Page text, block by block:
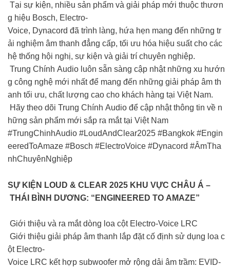
Tại sự kiện, nhiều sản phẩm và giải pháp mới thuộc thươn
g hiệu Bosch, Electro-
Voice, Dynacord đã trình làng, hứa hẹn mang đến những tr
ải nghiệm âm thanh đẳng cấp, tối ưu hóa hiệu suất cho các
hệ thống hội nghị, sự kiện và giải trí chuyên nghiệp.
Trung Chính Audio luôn sẵn sàng cập nhật những xu hướn
g công nghệ mới nhất để mang đến những giải pháp âm th
anh tối ưu, chất lượng cao cho khách hàng tại Việt Nam.
Hãy theo dõi Trung Chính Audio để cập nhật thông tin về n
hững sản phẩm mới sắp ra mắt tại Việt Nam
#TrungChinhAudio #LoudAndClear2025 #Bangkok #Engin
eeredToAmaze #Bosch #ElectroVoice #Dynacord #ÂmTha
nhChuyênNghiệp
SỰ KIỆN LOUD & CLEAR 2025 KHU VỰC CHÂU Á –
THÁI BÌNH DƯƠNG: “ENGINEERED TO AMAZE”
Giới thiệu và ra mắt dòng loa cột Electro-Voice LRC
Giới thiệu giải pháp âm thanh lắp đặt cố định sử dụng loa c
ột Electro-
Voice LRC kết hợp subwoofer mở rộng dải âm trầm: EVID-